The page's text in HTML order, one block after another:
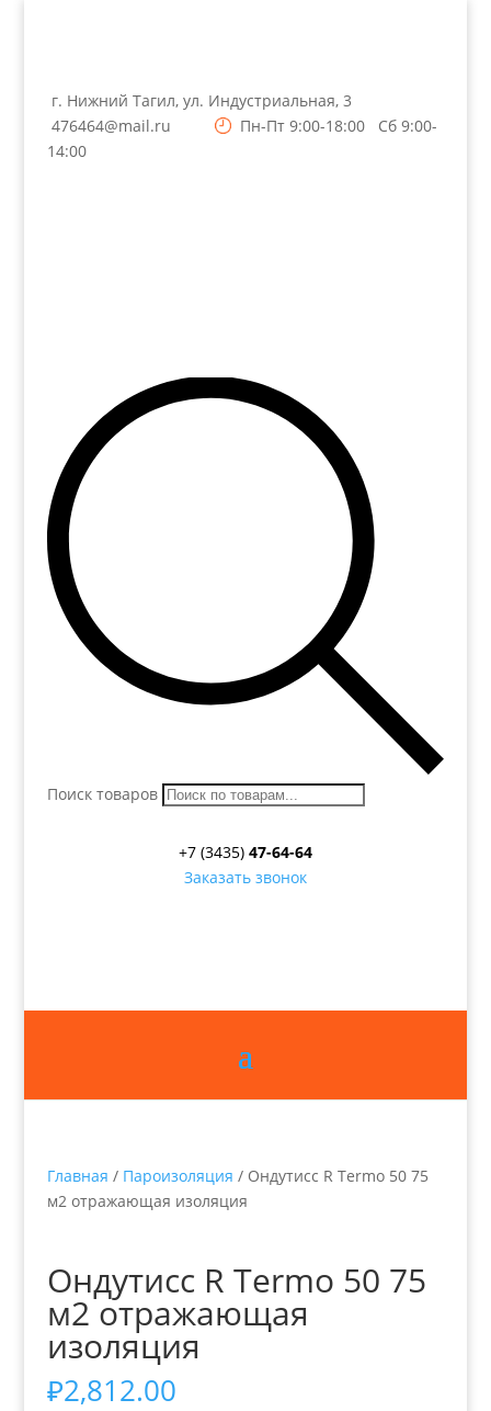
г. Нижний Тагил, ул. Индустриальная, 3
476464@mail.ru
Пн-Пт 9:00-18:00 Сб 9:00-
14:00
Поиск товаров
+7 (3435) 47-64-64
Заказать звонок
Главная / Пароизоляция / Ондутисс R Termo 50 75
м2 отражающая изоляция
Ондутисс R Termo 50 75
м2 отражающая
изоляция
₽2,812.00